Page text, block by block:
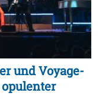
und Voyage-